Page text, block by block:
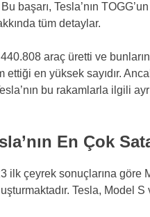
başarı, Tesla’nın
tüm detaylar.
araç üretti ve
ettiği en yüksek sayıdır.
bu rakamlarla ilgili
En Çok
ilk çeyrek sonuçlarına
Tesla, Model